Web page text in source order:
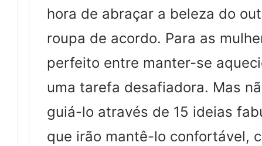
hora de abraçar a beleza do
roupa de acordo. Para as
perfeito entre manter-se
uma tarefa desafiadora. Mas
guiá-lo através de 15 ideias
que irão mantê-lo confortável,